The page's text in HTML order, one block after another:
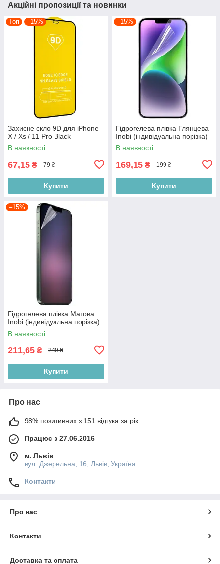
Акційні пропозиції та новинки
Топ –15%
Захисне скло 9D для iPhone
X / Xs / 11 Pro Black
В наявності
67,15 ₴ 79 ₴
Купити
–15%
Гідрогелева плівка Глянцева
Inobi (індивідуальна порізка)
В наявності
169,15 ₴ 199 ₴
Купити
–15%
Гідрогелева плівка Матова
Inobi (індивідуальна порізка)
В наявності
211,65 ₴ 249 ₴
Купити
Про нас
98% позитивних з 151 відгука за рік
Працює з 27.06.2016
м. Львів
вул. Джерельна, 16, Львів, Україна
Контакти
Про нас
Контакти
Доставка та оплата